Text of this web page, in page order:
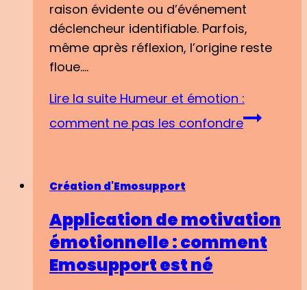
raison évidente ou d’événement
déclencheur identifiable. Parfois,
même après réflexion, l’origine reste
floue….
Lire la suite Humeur et émotion :
comment ne pas les confondre
Création d'Emosupport
Application de motivation
émotionnelle : comment
Emosupport est né